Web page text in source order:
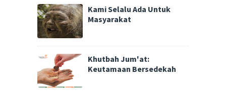
Kami Selalu Ada Untuk
Masyarakat
Khutbah Jum'at:
Keutamaan Bersedekah